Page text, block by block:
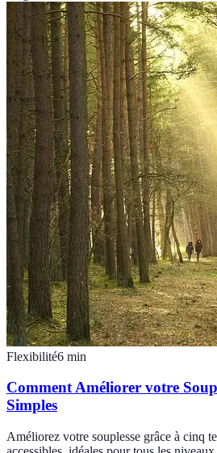
Flexibilité6 min
Comment Améliorer votre
Simples
Améliorez votre souplesse grâce à cinq